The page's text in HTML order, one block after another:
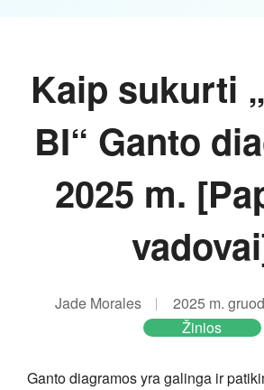
Kaip sukurti
BI“ Ganto
2025 m.
Jade Morales
2025 m.
Žinios
Ganto diagramos yra galinga ir